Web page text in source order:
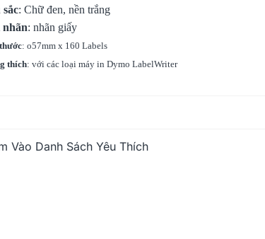
: Chữ đen, nền trắng
: nhãn giấy
: o57mm x 160 Labels
thích: với các loại máy in Dymo LabelWriter
Vào Danh Sách Yêu Thích
25mm X 54mm X 500...
378.000 đ
DM-A11354, Black On White,